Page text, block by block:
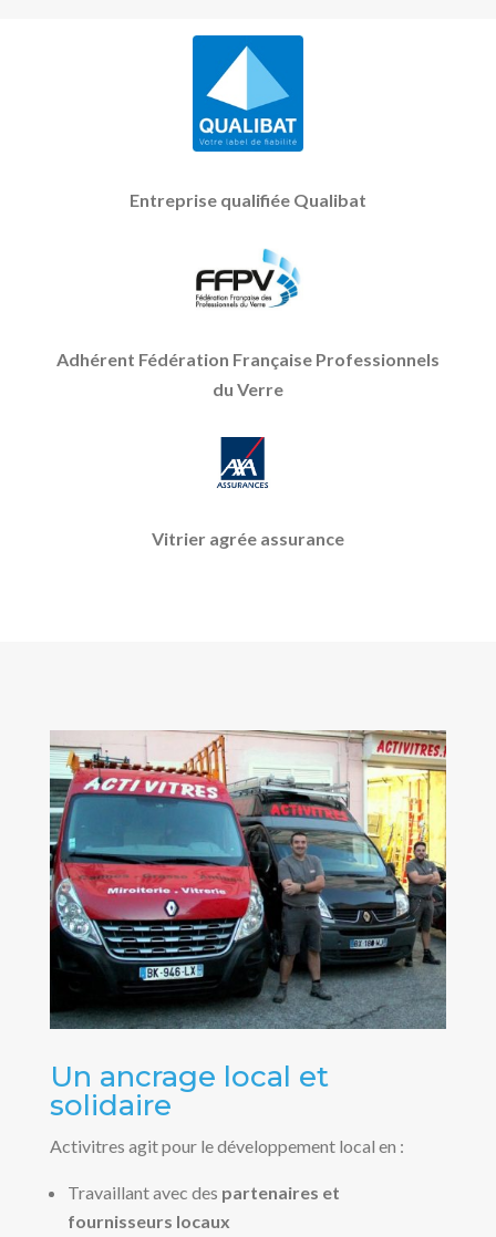
Entreprise qualifiée Qualibat
Adhérent Fédération Française Professionnels
du Verre
Vitrier agrée assurance
Un ancrage local et
solidaire
Activitres agit pour le développement local en :
Travaillant avec des partenaires et
fournisseurs locaux